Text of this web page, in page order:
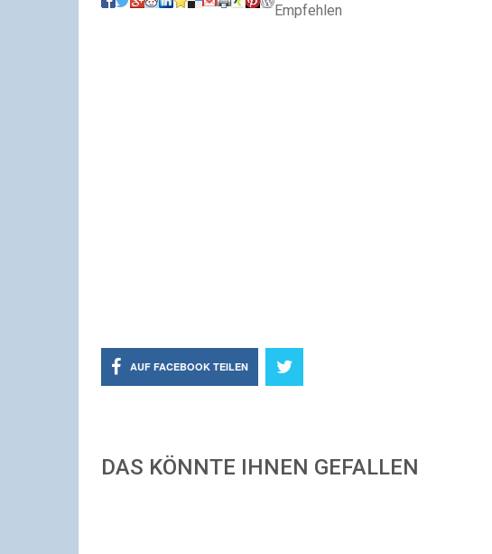
Empfehlen
AUF FACEBOOK TEILEN
DAS KÖNNTE IHNEN GEFALLEN